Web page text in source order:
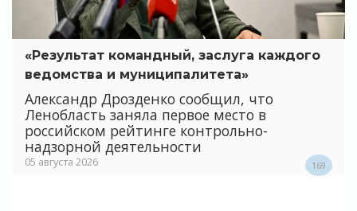
«Результат командный, заслуга каждого
ведомства и муниципалитета»
Александр Дрозденко сообщил, что
Ленобласть заняла первое место в
российском рейтинге контрольно-
надзорной деятельности
05 августа 2026 169